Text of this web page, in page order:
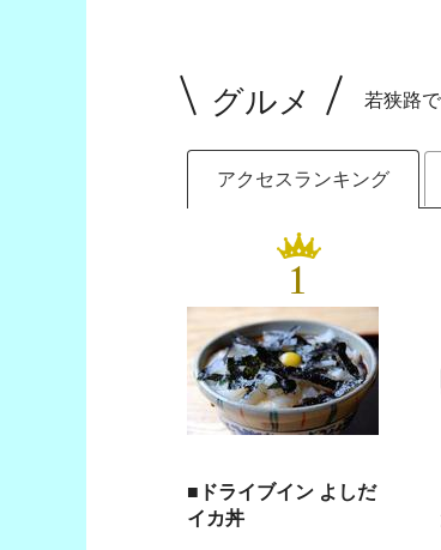
グルメ 若狭路
アクセスランキング
1
■ドライブイン よしだ
イカ丼